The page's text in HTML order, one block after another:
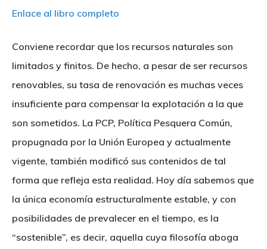
Enlace al libro completo
Conviene recordar que los recursos naturales son
limitados y finitos. De hecho, a pesar de ser recursos
renovables, su tasa de renovación es muchas veces
insuficiente para compensar la explotación a la que
son sometidos. La PCP, Política Pesquera Común,
propugnada por la Unión Europea y actualmente
vigente, también modificó sus contenidos de tal
forma que refleja esta realidad. Hoy día sabemos que
la única economía estructuralmente estable, y con
posibilidades de prevalecer en el tiempo, es la
“sostenible”, es decir, aquella cuya filosofía aboga